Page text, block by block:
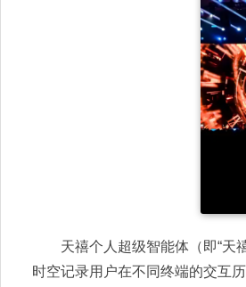
天禧个人超级智能体（即“天
时空记录用户在不同终端的交互